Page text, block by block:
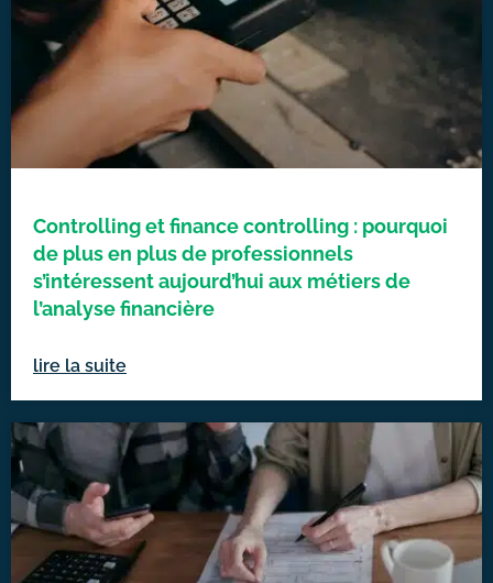
Controlling et finance controlling : pourquoi
de plus en plus de professionnels
s’intéressent aujourd’hui aux métiers de
l’analyse financière
lire la suite